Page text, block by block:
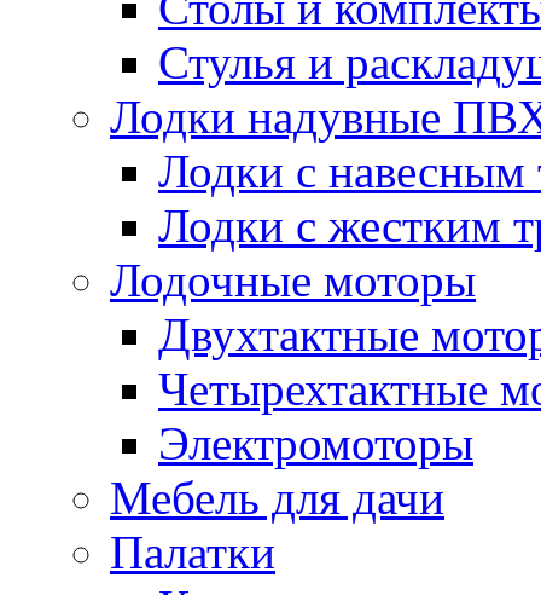
Стулья и
Лодки надувные
Лодки с навесным
Лодки с жестким
Лодочные моторы
Двухтактные
Четырехтактные
Электромоторы
Мебель для дачи
Палатки